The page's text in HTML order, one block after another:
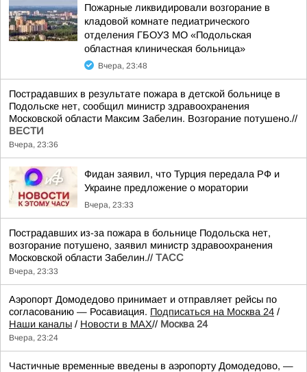
Пожарные ликвидировали возгорание в
кладовой комнате педиатрического
отделения ГБОУЗ МО «Подольская
областная клиническая больница»
Вчера, 23:48
Пострадавших в результате пожара в детской больнице в
Подольске нет, сообщил министр здравоохранения
Московской области Максим Забелин. Возгорание потушено.//
ВЕСТИ
Вчера, 23:36
Фидан заявил, что Турция передала РФ и
Украине предложение о моратории
Вчера, 23:33
Пострадавших из-за пожара в больнице Подольска нет,
возгорание потушено, заявил министр здравоохранения
Московской области Забелин.// ТАСС
Вчера, 23:33
Аэропорт Домодедово принимает и отправляет рейсы по
согласованию — Росавиация. Подписаться на Москва 24 /
Наши каналы / Новости в MAX// Москва 24
Вчера, 23:24
Частичные временные введены в аэропорту Домодедово, —